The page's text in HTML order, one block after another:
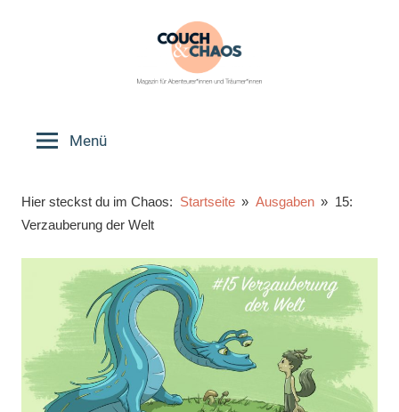
Chaos
Menü
Hier steckst du im Chaos: Startseite Ausgaben
15:
Verzauberung der Welt